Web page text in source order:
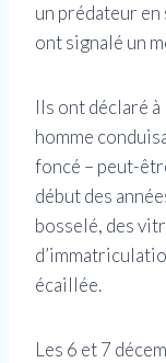
un prédateur
ont signalé un
Ils ont déclaré
homme
foncé – peut-
début des
bosselé, des
écaillée.
Les 6 et 7